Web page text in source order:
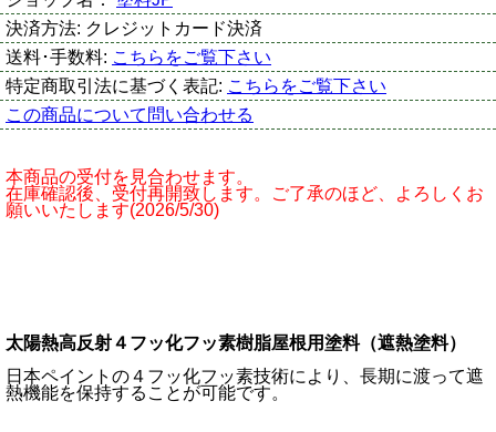
決済方法: クレジットカード決済
送料･手数料: こちらをご覧下さい
特定商取引法に基づく表記: こちらをご覧下さい
この商品について問い合わせる
本商品の受付を見合わせます。
在庫確認後、受付再開致します。ご了承のほど、よろしくお
願いいたします(2026/5/30)
太陽熱高反射４フッ化フッ素樹脂屋根用塗料（遮熱塗料）
日本ペイントの４フッ化フッ素技術により、長期に渡って遮
熱機能を保持することが可能です。